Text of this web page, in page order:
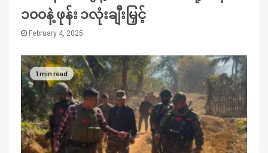
၁၀၀နဲ့ ဖုန်း ၁လုံးချီးမြှင့်
February 4, 2025
1 min read